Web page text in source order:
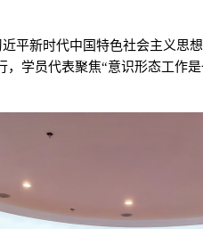
新时代中国特色社会主义思想
，学员代表聚焦“意识形态工作